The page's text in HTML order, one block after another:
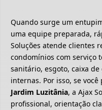
Quando surge um
uma equipe preparada,
Soluções atende clientes
condomínios com serviço
sanitário, esgoto, caixa
internas. Por isso, se
Jardim Luzitânia, a Ajax
profissional, orientação